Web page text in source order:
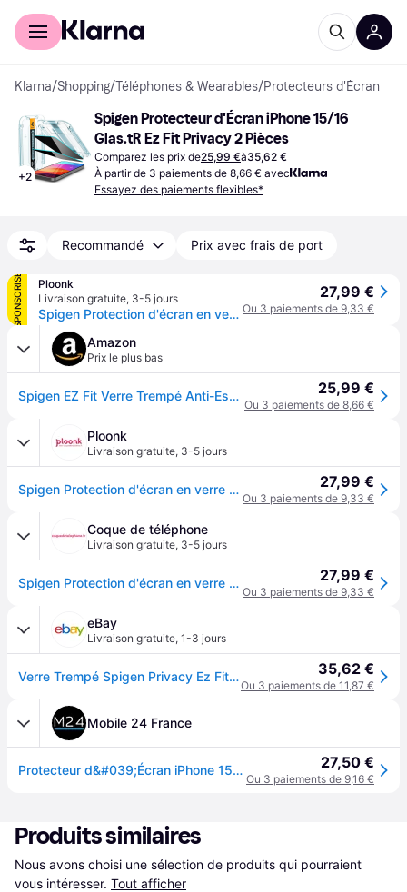
Acheter avec Klarna
Klarna/Shopping/Téléphones & Wearables/Protecteurs d'Écran
+2
Spigen Protecteur d'Écran iPhone 15/16
Glas.tR Ez Fit Privacy 2 Pièces
Comparez les prix de25,99 €à35,62 €
À partir de 3 paiements de 8,66 € avec
Essayez des paiements flexibles*
Recommandé Prix avec frais de port
SPONSORISÉ
Ploonk
Livraison gratuite, 3-5 jours
Spigen Protection d'écran en verre trempé GLAStR Privacy Applicator - lot de 2 Apple iPhone 16 / 15 - Transparent
27,99 €
Ou 3 paiements de 9,33 €
Amazon
Prix le plus bas
Spigen EZ Fit Verre Trempé Anti-Espion [Lot de 2] pour iPhone 16/15 25,99 €
Ou 3 paiements de 8,66 €
Ploonk
Livraison gratuite, 3-5 jours
Spigen Protection d'écran en verre trempé GLAStR Privacy Applicator - lot de 2 Apple iPhone 16 / 15 - Transparent 27,99 €
Ou 3 paiements de 9,33 €
Coque de téléphone
Livraison gratuite, 3-5 jours
Spigen Protection d'écran en verre trempé GLAStR Privacy Applicator - lot de 2 Apple iPhone 16 / 15 - Transparent 27,99 €
Ou 3 paiements de 9,33 €
eBay
Livraison gratuite, 1-3 jours
Verre Trempé Spigen Privacy Ez Fit Pour Iphone 15 35,62 €
Ou 3 paiements de 11,87 €
Mobile 24 France
Protecteur d&#039;Écran iPhone 15/16 Spigen Glas.tR Ez Fit Privacy - 2 Pièces 27,50 €
Ou 3 paiements de 9,16 €
Produits similaires
Nous avons choisi une sélection de produits qui pourraient
vous intéresser. Tout afficher